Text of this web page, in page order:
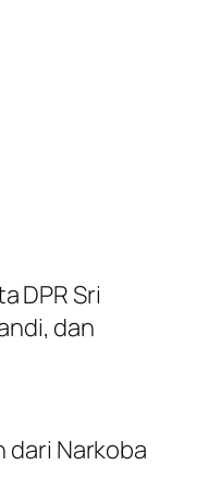
DPR Sri
dan
dari Narkoba